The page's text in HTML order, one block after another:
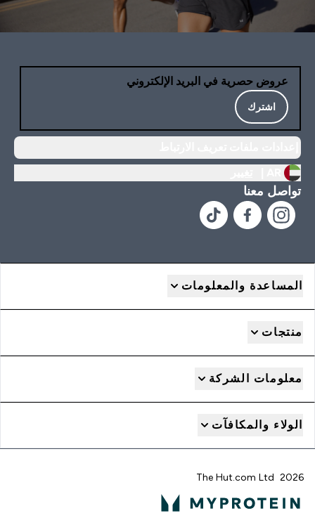
عروض حصرية في البريد الإلكتروني
اشترك
تواصل معنا
المساعدة والمعلومات
منتجات
معلومات الشركة
الولاء والمكافآت
2026 The Hut.com Ltd